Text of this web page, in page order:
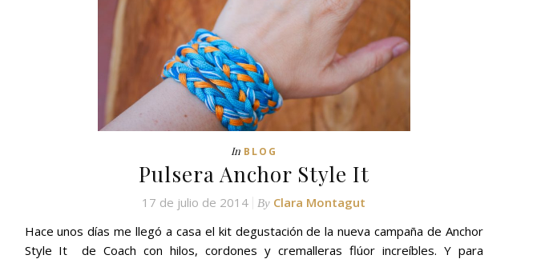
In BLOG
Pulsera Anchor Style It
17 de julio de 2014 By Clara Montagut
Hace unos días me llegó a casa el kit degustación de la nueva campaña de Anchor
Style It de Coach con hilos, cordones y cremalleras flúor increíbles. Y para